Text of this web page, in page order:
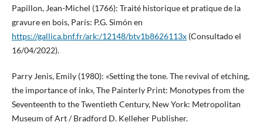
Papillon, Jean-Michel (1766): Traité historique et pratique de la
gravure en bois, París: P.G. Simón en
https://gallica.bnf.fr/ark:/12148/btv1b8626113x(Consultado el
16/04/2022).
Parry Jenis, Emily (1980): «Setting the tone. The revival of etching,
the importance of ink», The Painterly Print: Monotypes from the
Seventeenth to the Twentieth Century, New York: Metropolitan
Museum of Art / Bradford D. Kelleher Publisher.